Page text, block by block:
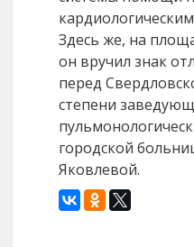
Здесь же, на
он вручил знак
перед
степени
городской
Яковлевой.